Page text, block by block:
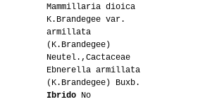
Mammillaria dioica
K.Brandegee var.
armillata
(K.Brandegee)
Neutel.,Cactaceae
Ebnerella armillata
(K.Brandegee) Buxb.
Ibrido No